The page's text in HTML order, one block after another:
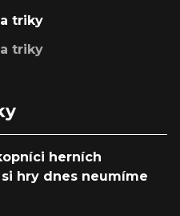
triky
triky
herních
hry dnes neumíme